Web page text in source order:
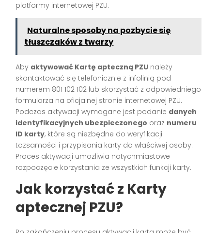
platformy internetowej PZU.
Naturalne sposoby na pozbycie się
tłuszczaków z twarzy
Aby aktywować Kartę apteczną PZU należy
skontaktować się telefonicznie z infolinią pod
numerem 801 102 102 lub skorzystać z odpowiedniego
formularza na oficjalnej stronie internetowej PZU.
Podczas aktywacji wymagane jest podanie danych
identyfikacyjnych ubezpieczonego oraz numeru
ID karty, które są niezbędne do weryfikacji
tożsamości i przypisania karty do właściwej osoby.
Proces aktywacji umożliwia natychmiastowe
rozpoczęcie korzystania ze wszystkich funkcji karty.
Jak korzystać z Karty
aptecznej PZU?